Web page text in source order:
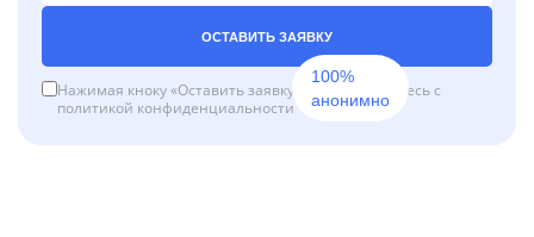
ОСТАВИТЬ ЗАЯВКУ
Нажимая кноку «Оставить заявку», вы соглашаетесь с
политикой конфиденциальности
100%
анонимно